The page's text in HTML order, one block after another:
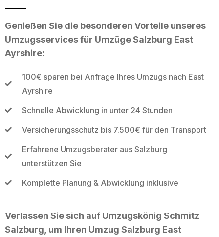
Genießen Sie die besonderen Vorteile unseres
Umzugsservices für Umzüge Salzburg East
Ayrshire:
100€ sparen bei Anfrage Ihres Umzugs nach East
Ayrshire
Schnelle Abwicklung in unter 24 Stunden
Versicherungsschutz bis 7.500€ für den Transport
Erfahrene Umzugsberater aus Salzburg
unterstützen Sie
Komplette Planung & Abwicklung inklusive
Verlassen Sie sich auf Umzugskönig Schmitz
Salzburg, um Ihren Umzug Salzburg East